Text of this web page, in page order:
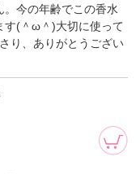
。今の年齢でこの香水
す(＾ω＾)大切に使って
り、ありがとうござい